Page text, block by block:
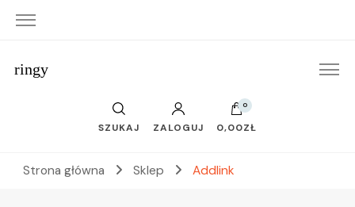
ringy
SZUKAJ ZALOGUJ
0
0,00ZŁ
Strona główna Sklep Addlink